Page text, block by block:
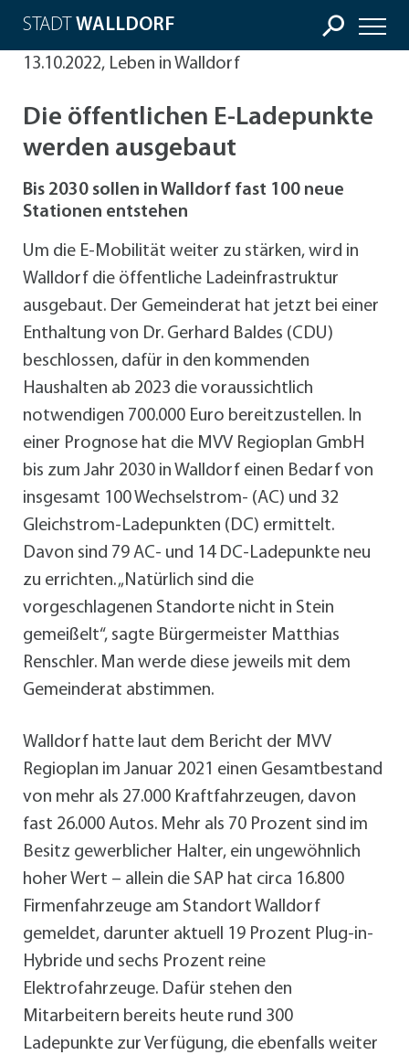
STADT WALLDORF
13.10.2022, Leben in Walldorf
Die öffentlichen E-Ladepunkte
werden ausgebaut
Bis 2030 sollen in Walldorf fast 100 neue
Stationen entstehen
Um die E-Mobilität weiter zu stärken, wird in
Walldorf die öffentliche Ladeinfrastruktur
ausgebaut. Der Gemeinderat hat jetzt bei einer
Enthaltung von Dr. Gerhard Baldes (CDU)
beschlossen, dafür in den kommenden
Haushalten ab 2023 die voraussichtlich
notwendigen 700.000 Euro bereitzustellen. In
einer Prognose hat die MVV Regioplan GmbH
bis zum Jahr 2030 in Walldorf einen Bedarf von
insgesamt 100 Wechselstrom- (AC) und 32
Gleichstrom-Ladepunkten (DC) ermittelt.
Davon sind 79 AC- und 14 DC-Ladepunkte neu
zu errichten. „Natürlich sind die
vorgeschlagenen Standorte nicht in Stein
gemeißelt“, sagte Bürgermeister Matthias
Renschler. Man werde diese jeweils mit dem
Gemeinderat abstimmen.
Walldorf hatte laut dem Bericht der MVV
Regioplan im Januar 2021 einen Gesamtbestand
von mehr als 27.000 Kraftfahrzeugen, davon
fast 26.000 Autos. Mehr als 70 Prozent sind im
Besitz gewerblicher Halter, ein ungewöhnlich
hoher Wert – allein die SAP hat circa 16.800
Firmenfahrzeuge am Standort Walldorf
gemeldet, darunter aktuell 19 Prozent Plug-in-
Hybride und sechs Prozent reine
Elektrofahrzeuge. Dafür stehen den
Mitarbeitern bereits heute rund 300
Ladepunkte zur Verfügung, die ebenfalls weiter